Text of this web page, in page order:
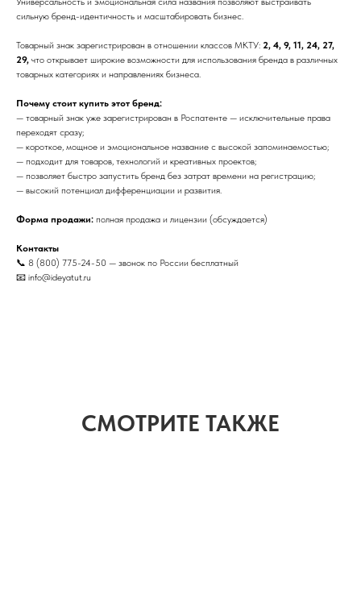
сильную бренд-идентичность и масштабировать бизнес.
Товарный знак зарегистрирован в отношении классов МКТУ: 2, 4, 9, 11, 24, 27,
29, что открывает широкие возможности для использования бренда в различных
товарных категориях и направлениях бизнеса.
Почему стоит купить этот бренд:
— товарный знак уже зарегистрирован в Роспатенте — исключительные права
переходят сразу;
— короткое, мощное и эмоциональное название с высокой запоминаемостью;
— подходит для товаров, технологий и креативных проектов;
— позволяет быстро запустить бренд без затрат времени на регистрацию;
— высокий потенциал дифференциации и развития.
Форма продажи: полная продажа и лицензии (обсуждается)
Контакты
📞 8 (800) 775-24-50 — звонок по России бесплатный
📧 info@ideyatut.ru
СМОТРИТЕ ТАКЖЕ